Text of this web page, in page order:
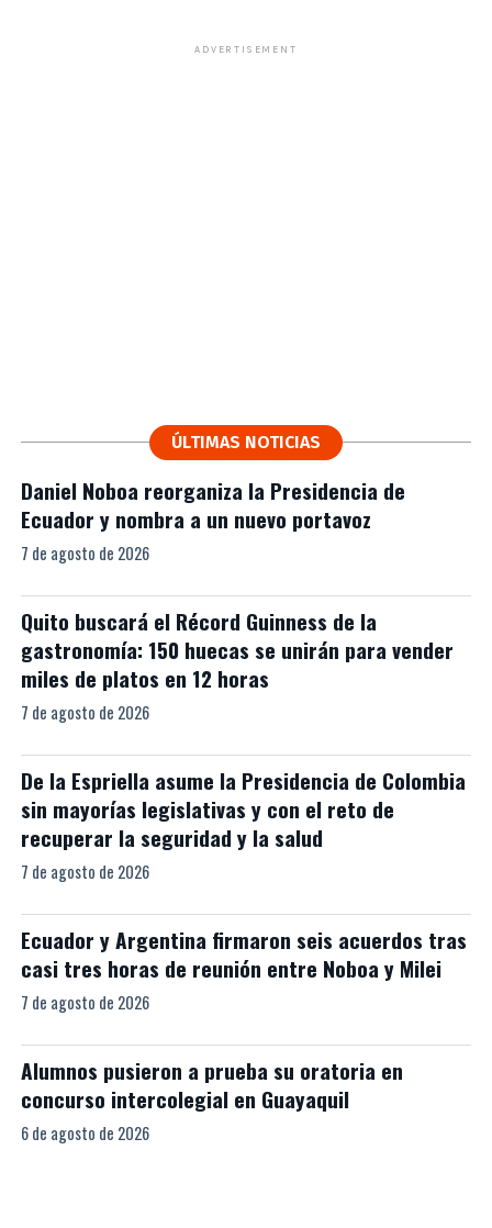
ADVERTISEMENT
ÚLTIMAS NOTICIAS
Daniel Noboa reorganiza la Presidencia de
Ecuador y nombra a un nuevo portavoz
7 de agosto de 2026
Quito buscará el Récord Guinness de la
gastronomía: 150 huecas se unirán para vender
miles de platos en 12 horas
7 de agosto de 2026
De la Espriella asume la Presidencia de Colombia
sin mayorías legislativas y con el reto de
recuperar la seguridad y la salud
7 de agosto de 2026
Ecuador y Argentina firmaron seis acuerdos tras
casi tres horas de reunión entre Noboa y Milei
7 de agosto de 2026
Alumnos pusieron a prueba su oratoria en
concurso intercolegial en Guayaquil
6 de agosto de 2026